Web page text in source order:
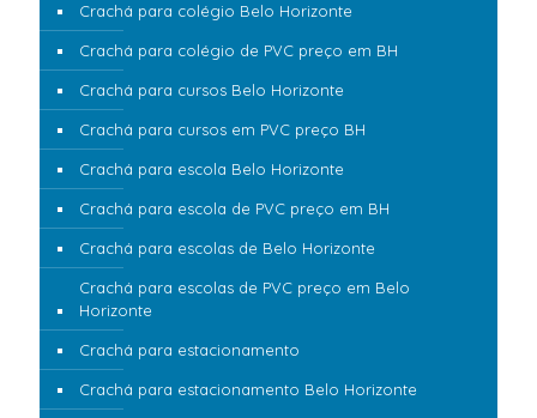
Crachá para colégio Belo Horizonte
Crachá para colégio de PVC preço em BH
Crachá para cursos Belo Horizonte
Crachá para cursos em PVC preço BH
Crachá para escola Belo Horizonte
Crachá para escola de PVC preço em BH
Crachá para escolas de Belo Horizonte
Crachá para escolas de PVC preço em Belo
Horizonte
Crachá para estacionamento
Crachá para estacionamento Belo Horizonte